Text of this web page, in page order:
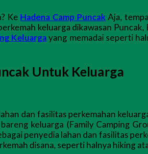
Ke Hadena Camp Puncak Aja,
keluarga dikawasan
Keluargayang memadai seperti
Untuk Keluarga
dan fasilitas perkemahan
keluarga (Family Camping
penyedia lahan dan fasilitas
disana, seperti halnya hiking